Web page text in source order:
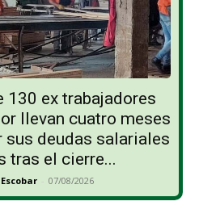
ex trabajadores
llevan cuatro meses
sus deudas salariales
tras el cierre...
- 07/08/2026